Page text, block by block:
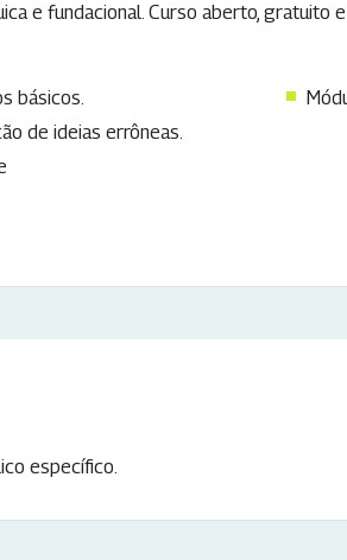
e fundacional. Curso aberto, gratuito
básicos.
de ideias errôneas.
específico.